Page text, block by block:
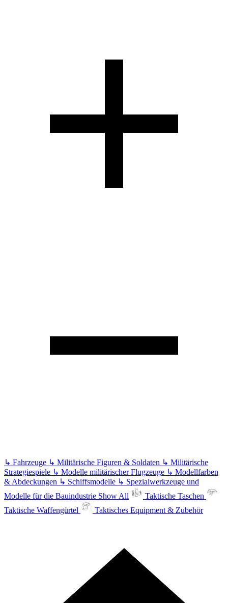
↳ Fahrzeuge ↳ Militärische Figuren & Soldaten ↳ Militärische
Strategiespiele ↳ Modelle militärischer Flugzeuge ↳ Modellfarben
& Abdeckungen ↳ Schiffsmodelle ↳ Spezialwerkzeuge und
Modelle für die Bauindustrie Show All
Taktische Taschen
Taktische Waffengürtel
Taktisches Equipment & Zubehör